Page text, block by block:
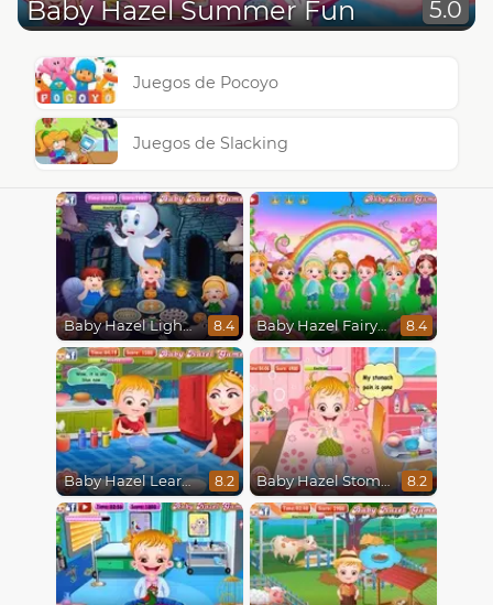
Baby Hazel Summer Fun 5.0
Juegos de Pocoyo
Juegos de Slacking
Baby Hazel Lighthouse Adventure 8.4 Baby Hazel Fairyland Ballet 8.4
Baby Hazel Learns Colors 8.2 Baby Hazel Stomach Care 8.2